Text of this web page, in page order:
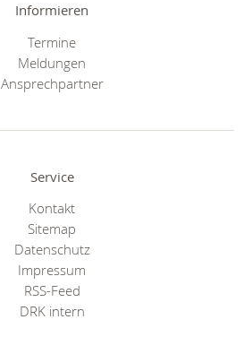
Informieren
Termine
Meldungen
Ansprechpartner
Service
Kontakt
Sitemap
Datenschutz
Impressum
RSS-Feed
DRK intern